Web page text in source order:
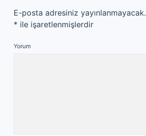
E-posta adresiniz yayınlanmayacak.
* ile işaretlenmişlerdir
Yorum